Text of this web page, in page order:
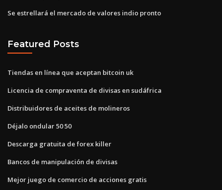
Se estrellará el mercado de valores indio pronto
Featured Posts
Tiendas en línea que aceptan bitcoin uk
Licencia de compraventa de divisas en sudáfrica
Distribuidores de aceites de molineros
Déjalo ondular 50 50
Descarga gratuita de forex killer
Bancos de manipulación de divisas
Mejor juego de comercio de acciones gratis